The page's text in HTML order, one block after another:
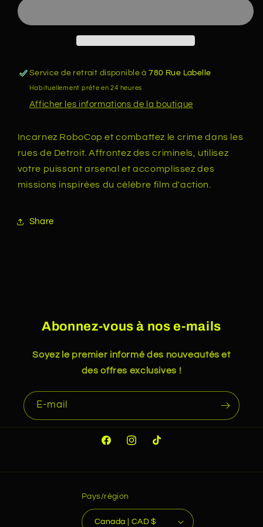
Service de retrait disponible à780 Rue Labelle
Habituellement prête en 24 heures
Afficher les informations de la boutique
Incarnez RoboCop et combattez le crime dans les
rues de Detroit. Affrontez des criminels, utilisez
votre puissant arsenal et accomplissez des
missions inspirées du célèbre film d'action.
Share
Abonnez-vous à nos e-mails
Soyez le premier informé des nouveautés et
des offres exclusives !
E-mail
FacebookInstagram
TikTok
Pays/région
Canada | CAD $